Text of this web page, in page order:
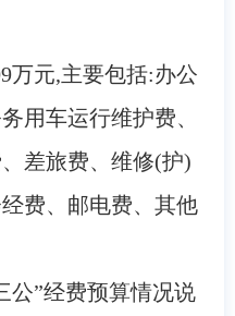
万元,主要包括:办公
用车运行维护费、
差旅费、维修(护)
费、邮电费、其他
公”经费预算情况说